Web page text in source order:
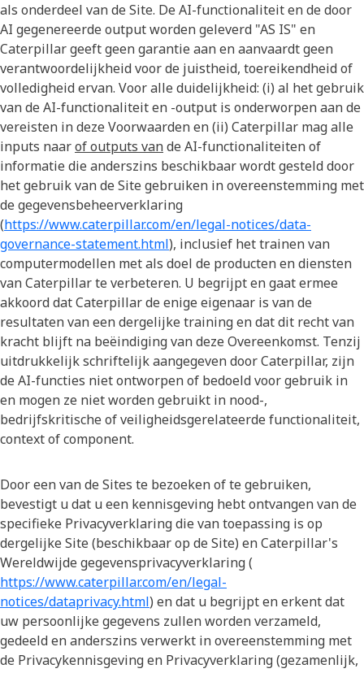
als onderdeel van de Site. De AI-functionaliteit en de door
AI gegenereerde output worden geleverd "AS IS" en
Caterpillar geeft geen garantie aan en aanvaardt geen
verantwoordelijkheid voor de juistheid, toereikendheid of
volledigheid ervan. Voor alle duidelijkheid: (i) al het gebruik
van de AI-functionaliteit en -output is onderworpen aan de
vereisten in deze Voorwaarden en (ii) Caterpillar mag alle
inputs naarof outputs vande AI-functionaliteiten of
informatie die anderszins beschikbaar wordt gesteld door
het gebruik van de Site gebruiken in overeenstemming met
de gegevensbeheerverklaring
(https://www.caterpillar.com/en/legal-notices/data-
governance-statement.html), inclusief het trainen van
computermodellen met als doel de producten en diensten
van Caterpillar te verbeteren. U begrijpt en gaat ermee
akkoord dat Caterpillar de enige eigenaar is van de
resultaten van een dergelijke training en dat dit recht van
kracht blijft na beëindiging van deze Overeenkomst. Tenzij
uitdrukkelijk schriftelijk aangegeven door Caterpillar, zijn
de AI-functies niet ontworpen of bedoeld voor gebruik in
en mogen ze niet worden gebruikt in nood-,
bedrijfskritische of veiligheidsgerelateerde functionaliteit,
context of component.
Door een van de Sites te bezoeken of te gebruiken,
bevestigt u dat u een kennisgeving hebt ontvangen van de
specifieke Privacyverklaring die van toepassing is op
dergelijke Site (beschikbaar op de Site) en Caterpillar's
Wereldwijde gegevensprivacyverklaring (
https://www.caterpillar.com/en/legal-
notices/dataprivacy.html) en dat u begrijpt en erkent dat
uw persoonlijke gegevens zullen worden verzameld,
gedeeld en anderszins verwerkt in overeenstemming met
de Privacykennisgeving en Privacyverklaring (gezamenlijk,